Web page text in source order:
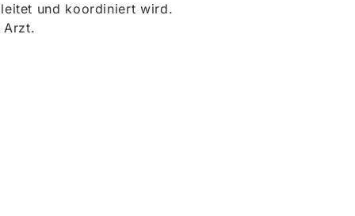
und koordiniert wird.
Arzt.